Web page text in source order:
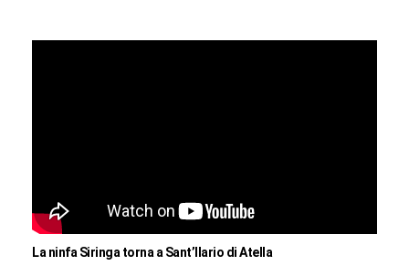
La ninfa Siringa torna a Sant’Ilario di Atella